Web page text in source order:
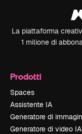
La piattaforma
1 milione di
Prodotti
Spaces
Assistente IA
Generatore di
Generatore di video IA